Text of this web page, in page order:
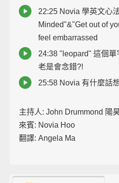
22:25 Novia 學英文心
Minded"&"Get out of
feel embarrassed
24:38 "leopard" 這個
老是會念錯?!
25:58 Novia 有什麼話
主持人: John Drummond 陽
來賓: Novia Hoo
翻譯: Angela Ma